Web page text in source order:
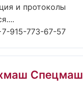
и протоколы
915-773-67-57
Спецмаш